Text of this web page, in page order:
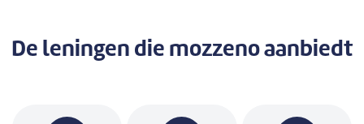
De leningen die mozzeno aanbiedt